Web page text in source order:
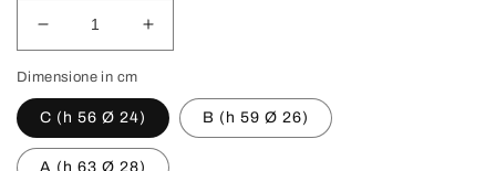
Diminuisci
quantità
per
CM077
Coppa
con
Aumenta
quantità
CM077
Coppa
con
Dimensione in cm
C (h 56 Ø 24) B (h 59 Ø 26)
A (h 63 Ø 28)